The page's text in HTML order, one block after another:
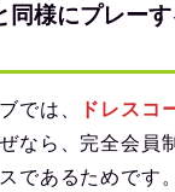
同様にプレー
では、
ドレスコ
なら、完全会員
であるためです。